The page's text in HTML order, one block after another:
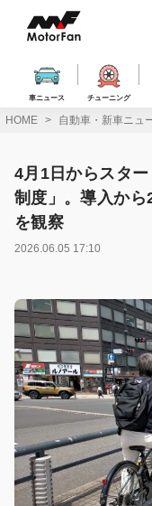
ス
車ニュース チューニング
HOME 自動車・新車ニュ
4月1日からスタ
制度」。導入か
を観察
2026.06.05 17:10